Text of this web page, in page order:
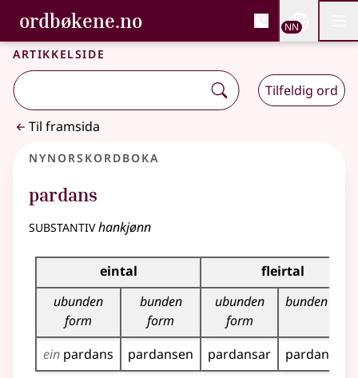
Gå til hovudinnhald
Tilgjenge
ordbøkene.no, Bokmålsordboka og
Bokmålsordboka og Nynorskordboka
NN
Artikkelside
Tilfeldig ord
Til framsida
Nynorskordboka
pardans
substantivhankjønn
Bøyningstabell for dette substantivet
eintal
fleirtal
ubunden
form
bunden
form
ubunden
form
bunden form
ein pardans pardansen pardansar pardansane